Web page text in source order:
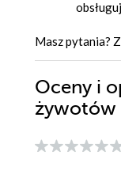
Masz pytania?
Oceny i
żywotów